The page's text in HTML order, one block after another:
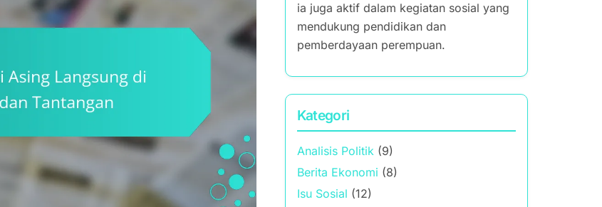
ia juga aktif dalam kegiatan sosial yang
mendukung pendidikan dan
pemberdayaan perempuan.
Kategori
Analisis Politik(9)
Berita Ekonomi (8)
Isu Sosial (12)